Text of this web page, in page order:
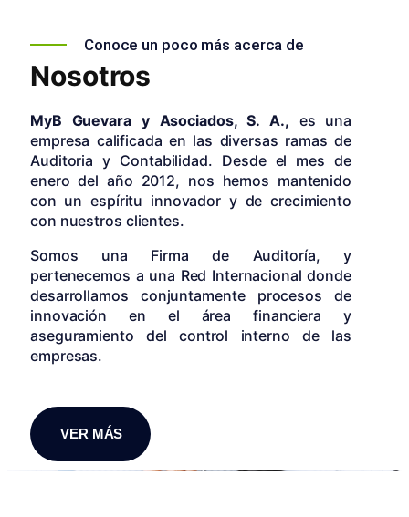
Conoce un poco más acerca de
Nosotros
MyB Guevara y Asociados, S. A., es una
empresa calificada en las diversas ramas de
Auditoria y Contabilidad. Desde el mes de
enero del año 2012, nos hemos mantenido
con un espíritu innovador y de crecimiento
con nuestros clientes.
Somos una Firma de Auditoría, y
pertenecemos a una Red Internacional donde
desarrollamos conjuntamente procesos de
innovación en el área financiera y
aseguramiento del control interno de las
empresas.
VER MÁS